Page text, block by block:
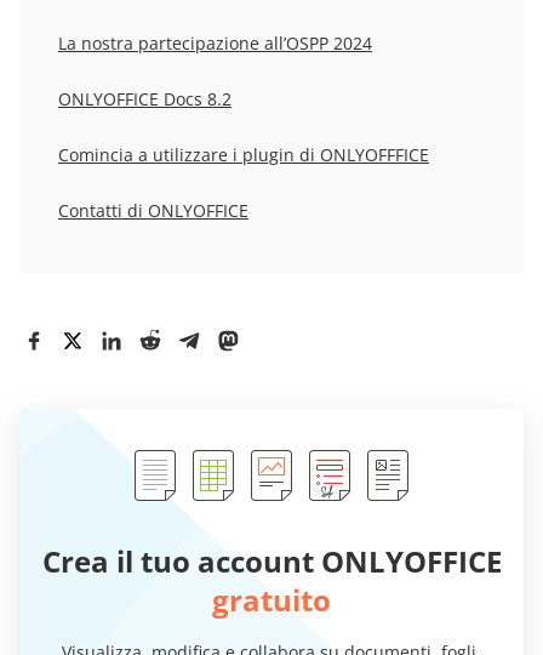
La nostra partecipazione all’OSPP 2024
ONLYOFFICE Docs 8.2
Comincia a utilizzare i plugin di ONLYOFFFICE
Contatti di ONLYOFFICE
Crea il tuo account ONLYOFFICE
gratuito